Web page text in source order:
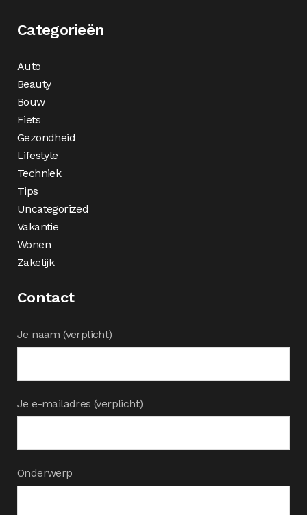
Categorieën
Auto
Beauty
Bouw
Fiets
Gezondheid
Lifestyle
Techniek
Tips
Uncategorized
Vakantie
Wonen
Zakelijk
Contact
Je naam (verplicht)
Je e-mailadres (verplicht)
Onderwerp